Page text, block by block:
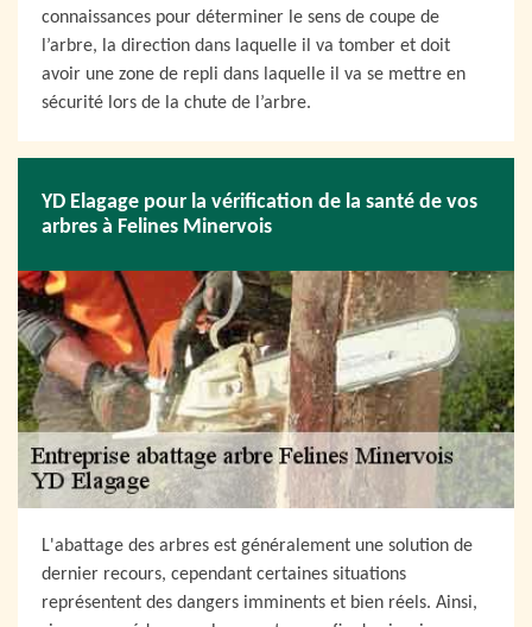
connaissances pour déterminer le sens de coupe de
l’arbre, la direction dans laquelle il va tomber et doit
avoir une zone de repli dans laquelle il va se mettre en
sécurité lors de la chute de l’arbre.
YD Elagage pour la vérification de la santé de vos
arbres à Felines Minervois
L'abattage des arbres est généralement une solution de
dernier recours, cependant certaines situations
représentent des dangers imminents et bien réels. Ainsi,